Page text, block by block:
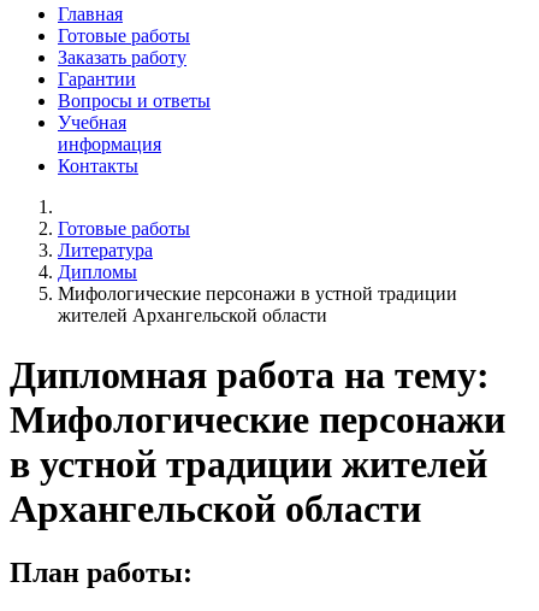
Главная
Готовые работы
Заказать работу
Гарантии
Вопросы и ответы
Учебная
информация
Контакты
Готовые работы
Литература
Дипломы
Мифологические персонажи в устной традиции
жителей Архангельской области
Дипломная работа на тему:
Мифологические персонажи
в устной традиции жителей
Архангельской области
План работы: